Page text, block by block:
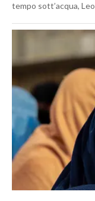
tempo sott’acqua,